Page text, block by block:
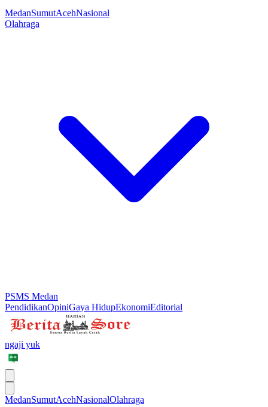
MedanSumutAcehNasional
Olahraga
PSMS Medan
PendidikanOpiniGaya HidupEkonomiEditorial
ngaji yuk
MedanSumutAcehNasionalOlahraga